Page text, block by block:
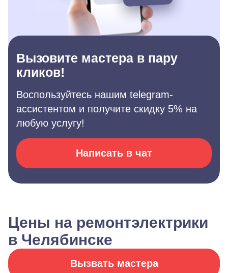
Вызовите мастера в пару
кликов!
Воспользуйтесь нашим telegram-
ассистентом и получите скидку 5% на
любую услугу!
Написать в чат
Цены на ремонтэлектрики
в Челябинске
Вызвать мастера